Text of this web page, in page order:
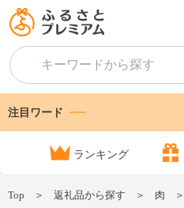
注目ワード
ランキング
Top 返礼品から探す 肉